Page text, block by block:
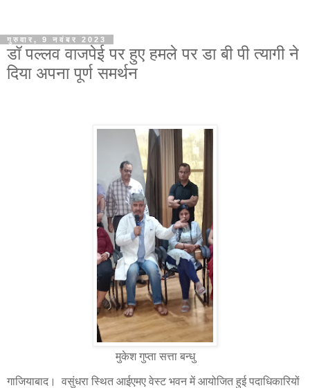
गुरुवार, 9 नवंबर 2023
डॉ पल्लव वाजपेई पर हुए हमले पर डा बी पी त्यागी ने
दिया अपना पूर्ण समर्थन
मुकेश गुप्ता सत्ता बन्धु
गाजियाबाद। वसुंधरा स्थित आईएमए वेस्ट भवन में आयोजित हुई पदाधिकारियों